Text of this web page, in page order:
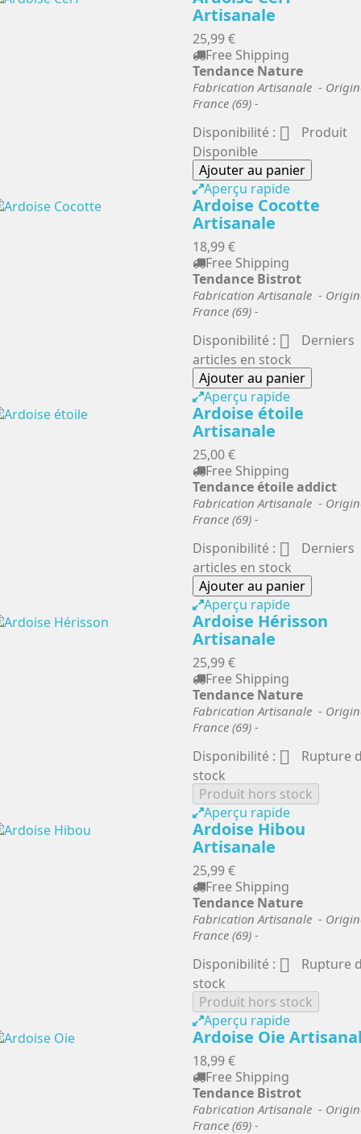
Artisanale
25,99 €
Free Shipping
Tendance Nature
Fabrication Artisanale -
France (69) -
Disponibilité : 
Produit
Disponible
Ajouter au panier
Aperçu rapide
Ardoise Cocotte
Artisanale
18,99 €
Free Shipping
Tendance Bistrot
Fabrication Artisanale -
France (69) -
Disponibilité : 
Derniers
articles en stock
Ajouter au panier
Aperçu rapide
Ardoise étoile
Artisanale
25,00 €
Free Shipping
Tendance étoile addict
Fabrication Artisanale -
France (69) -
Disponibilité : 
Derniers
articles en stock
Ajouter au panier
Aperçu rapide
Ardoise Hérisson
Artisanale
25,99 €
Free Shipping
Tendance Nature
Fabrication Artisanale -
France (69) -
Disponibilité : 
Rupture
stock
Produit hors stock
Aperçu rapide
Ardoise Hibou
Artisanale
25,99 €
Free Shipping
Tendance Nature
Fabrication Artisanale -
France (69) -
Disponibilité : 
Rupture
stock
Produit hors stock
Aperçu rapide
Ardoise Oie
18,99 €
Free Shipping
Tendance Bistrot
Fabrication Artisanale -
France (69) -